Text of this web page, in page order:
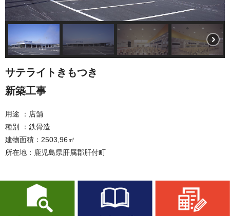
サテライトきもつき
新築工事
用途 ：店舗
種別 ：鉄骨造
建物面積：2503,96㎡
所在地：鹿児島県肝属郡肝付町